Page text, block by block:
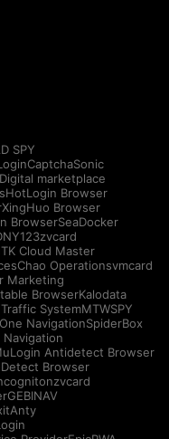
SPY
CaptchaSonic
marketplace
HotLogin Browser
XingHuo Browser
BrowserSeaDocker
zvcard
TK Cloud Master
Chao Operationsvmcard
Marketing
BrowserKalodata
SystemMTWSPY
NavigationSpiderBox
Navigation
Antidetect Browser
Browser
zvcard
GEBINAV